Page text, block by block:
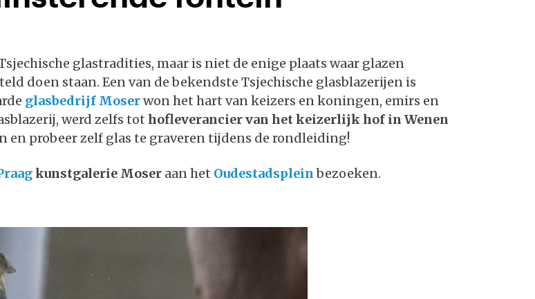
glastradities, maar is niet de enige plaats waar glazen
doen staan. Een van de bekendste Tsjechische glasblazerijen is
glasbedrijf Moserwon het hart van keizers en koningen, emirs en
werd zelfs tot hofleverancier van het keizerlijk hof in Wenen
en probeer zelf glas te graveren tijdens de rondleiding!
kunstgalerie Moser aan het Oudestadspleinbezoeken.